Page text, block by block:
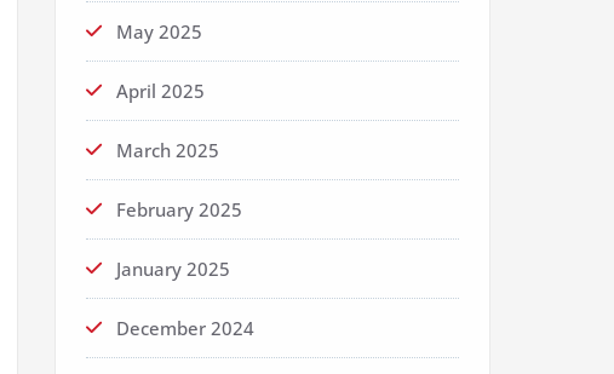
May 2025
April 2025
March 2025
February 2025
January 2025
December 2024